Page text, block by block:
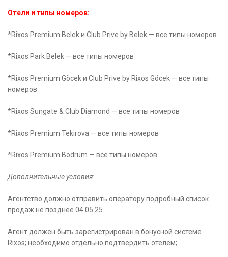
Отели и типы номеров:
*Rixos Premium Belek и Club Prive by Belek — все типы номеров
*Rixos Park Belek — все типы номеров
*Rixos Premium Göcek и Club Prive by Rixos Göcek — все типы
номеров
*Rixos Sungate & Club Diamond — все типы номеров
*Rixos Premium Tekirova — все типы номеров
*Rixos Premium Bodrum — все типы номеров.
Дополнительные условия:
Агентство должно отправить оператору подробный список
продаж не позднее 04.05.25.
Агент должен быть зарегистрирован в бонусной системе
Rixos; необходимо отдельно подтвердить отелем;